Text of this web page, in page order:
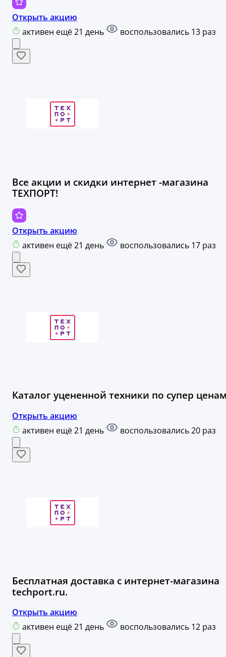
Открыть акцию
активен ещё 21 день
воспользовались 13 раз
Все акции и скидки интернет -магазина
ТЕХПОРТ!
Открыть акцию
активен ещё 21 день
воспользовались 17 раз
Каталог уцененной техники по супер
Открыть акцию
активен ещё 21 день
воспользовались 20 раз
Бесплатная доставка с интернет-магазина
techport.ru.
Открыть акцию
активен ещё 21 день
воспользовались 12 раз